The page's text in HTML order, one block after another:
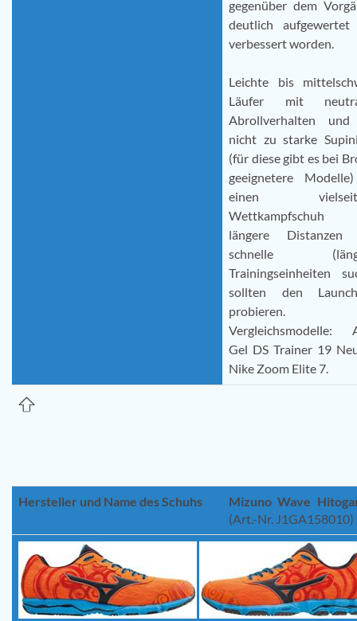
gegenüber dem
deutlich aufgewertet
verbessert worden.
Leichte bis
Läufer mit
Abrollverhalten und
nicht zu starke
(für diese gibt es bei
geeignetere
einen
längere Distanzen
schnelle
Trainingseinheiten
sollten den
probieren.
Vergleichsmodelle:
Gel DS Trainer 19
Nike Zoom Elite 7.
Hersteller und Name des Schuhs
Mizuno Wave
(Art.-Nr. J1GA158010)